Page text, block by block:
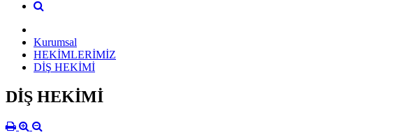
Kurumsal
HEKİMLERİMİZ
DİŞ HEKİMİ
DİŞ HEKİMİ